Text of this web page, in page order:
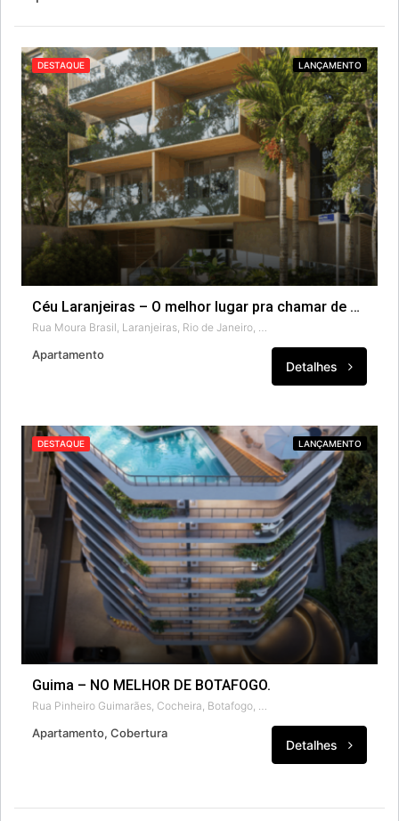
DESTAQUE LANÇAMENTO
Céu Laranjeiras – O melhor lugar pra chamar de casa.
Apartamento
Detalhes
DESTAQUE LANÇAMENTO
Guima – NO MELHOR DE BOTAFOGO.
Apartamento, Cobertura
Detalhes